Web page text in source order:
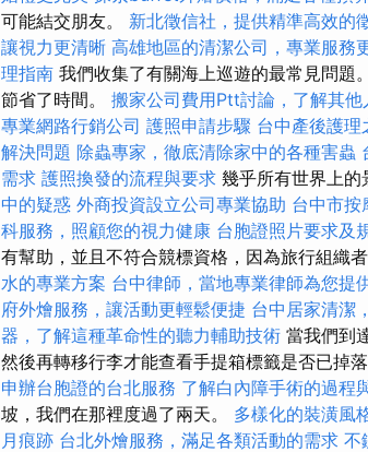
可能結交朋友。 新北徵信社，提供精準高效的
讓視力更清晰 高雄地區的清潔公司，專業服務
理指南 我們收集了有關海上巡遊的最常見問題
節省了時間。 搬家公司費用Ptt討論，了解其他
專業網路行銷公司 護照申請步驟 台中產後護
解決問題 除蟲專家，徹底清除家中的各種害蟲
需求 護照換發的流程與要求 幾乎所有世界上的
中的疑惑 外商投資設立公司專業協助 台中市按
科服務，照顧您的視力健康 台胞證照片要求及
有幫助，並且不符合競標資格，因為旅行組織
水的專業方案 台中律師，當地專業律師為您提
府外燴服務，讓活動更輕鬆便捷 台中居家清潔
器，了解這種革命性的聽力輔助技術 當我們到
然後再轉移行李才能查看手提箱標籤是否已掉
申辦台胞證的台北服務 了解白內障手術的過程
坡，我們在那裡度過了兩天。 多樣化的裝潢風
月痕跡 台北外燴服務，滿足各類活動的需求 不